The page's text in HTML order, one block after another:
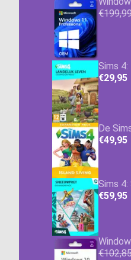
Sims 4:
€29,95
De
€49,95
Sims
€59,95